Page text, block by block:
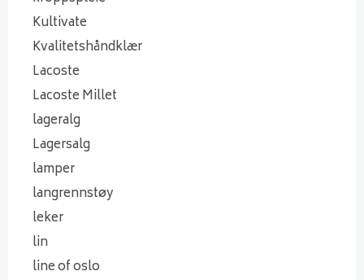
Kultivate
Kvalitetshåndklær
Lacoste
Lacoste Millet
lageralg
Lagersalg
lamper
langrennstøy
leker
lin
line of oslo